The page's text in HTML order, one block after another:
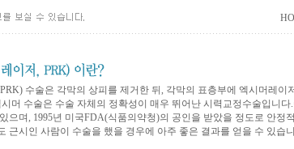
수술은 각막의 상피를 제거한 뒤, 각막의 표층부에 엑시머레이
머 수술은 수술 자체의 정확성이 매우 뛰어난 시력교정수술입니다
으며, 1995년 미국FDA(식품의약청)의 공인을 받았을 정도로 안정
근시인 사람이 수술을 했을 경우에 아주 좋은 결과를 얻을 수 있습